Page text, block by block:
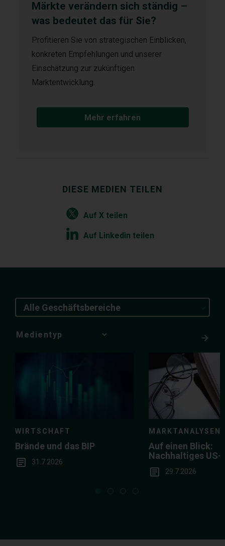
Märkte verändern sich ständig –
was bedeutet das für Sie?
Profitieren Sie von strategischen Einblicken,
konkreten Empfehlungen und unserer
Einschätzung zur zukünftigen
Marktentwicklung.
Mehr erfahren
DIESE MEDIEN TEILEN
Auf X teilen
Auf Linkedin teilen
Alle Geschäftsbereiche
Media
WIRTSCHAFT
Brände und das BIP
31.7.2026
MARKTANALYSEN
Auf einen Blick:
Nachhaltiges US-
in der Breite
29.7.2026